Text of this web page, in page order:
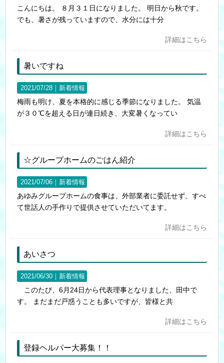
こんにちは。 ８月３１日になりました。 明日から秋です。
でも、暑さが残っていますので、水分には十分
詳細はこちら
暑いですね
2021/07/28｜ 新着情報
梅雨も明け、夏を本格的に感じる季節になりました。 気温
が３０℃を超える日が連日続き、大変暑くなってい
詳細はこちら
☆グループホームのごはん紹介
2021/07/06｜ 新着情報
あゆみグループホームの食事は、外部業者に委託せず、すべ
て世話人の手作りで提供させていただいてます。
詳細はこちら
あいさつ
2021/06/30｜ 新着情報
このたび、6月24日から代表理事となりました、田中で
す。 まだまだ戸惑うことも多いですが、皆様と共
詳細はこちら
登録ヘルパー大募集！！